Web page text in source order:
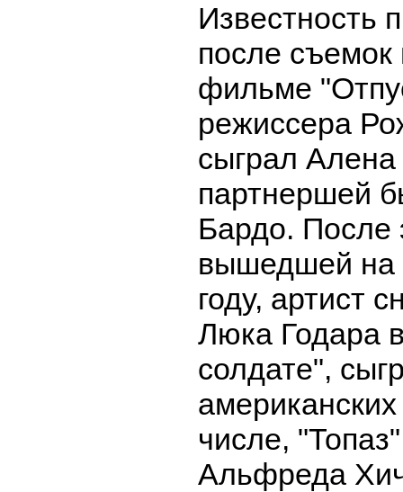
Известность
после
фильме
режиссера
сыграл
партнершей
Бардо. После
вышедшей на
году, артист
Люка Годара
солдате",
числе,
Альфреда